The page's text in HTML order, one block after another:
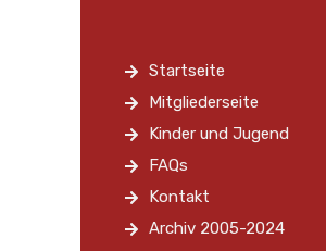
Startseite
Mitgliederseite
Kinder und Jugend
FAQs
Kontakt
Archiv 2005-2024